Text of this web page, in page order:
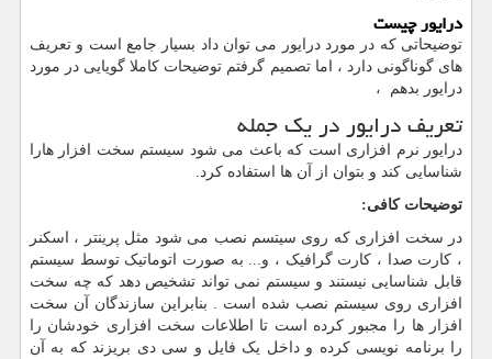
درایور چیست
توضیحاتی که در مورد درایور می توان داد بسیار جامع است و تعریف
های گوناگونی دارد ، اما تصمیم گرفتم توضیحات کاملا گویایی در مورد
درایور بدهم ،
تعریف درایور در یک جمله
درایور نرم افزاری است که باعث می شود سیستم سخت افزار هارا
شناسایی کند و بتوان از آن ها استفاده کرد.
توضیحات کافی:
در سخت افزاری که روی سیتسم نصب می شود مثل پرینتر ، اسکنر
، کارت صدا ، کارت گرافیک ، و... به صورت اتوماتیک توسط سیستم
قابل شناسایی نیستند و سیستم نمی تواند تشخیص دهد که چه سخت
افزاری روی سیستم نصب شده است . بنابراین سازندگان آن سخت
افزار ها را مجبور کرده است تا اطلاعات سخت افزاری خودشان را
را برنامه نویسی کرده و داخل یک فایل و سی دی بریزند که به آن